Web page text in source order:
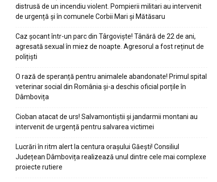
distrusă de un incendiu violent. Pompierii militari au intervenit
de urgență și în comunele Corbii Mari și Mătăsaru
Caz șocant într-un parc din Târgoviște! Tânără de 22 de ani,
agresată sexual în miez de noapte. Agresorul a fost reținut de
polițiști
O rază de speranță pentru animalele abandonate! Primul spital
veterinar social din România și-a deschis oficial porțile în
Dâmbovița
Cioban atacat de urs! Salvamontiștii și jandarmii montani au
intervenit de urgență pentru salvarea victimei
Lucrări în ritm alert la centura orașului Găești! Consiliul
Județean Dâmbovița realizează unul dintre cele mai complexe
proiecte rutiere